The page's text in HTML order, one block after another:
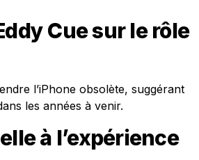
Cue sur le rôle
l’iPhone obsolète, suggérant
les années à venir.
à l’expérience